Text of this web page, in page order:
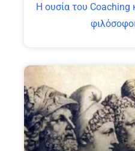
Η ουσία του Coaching